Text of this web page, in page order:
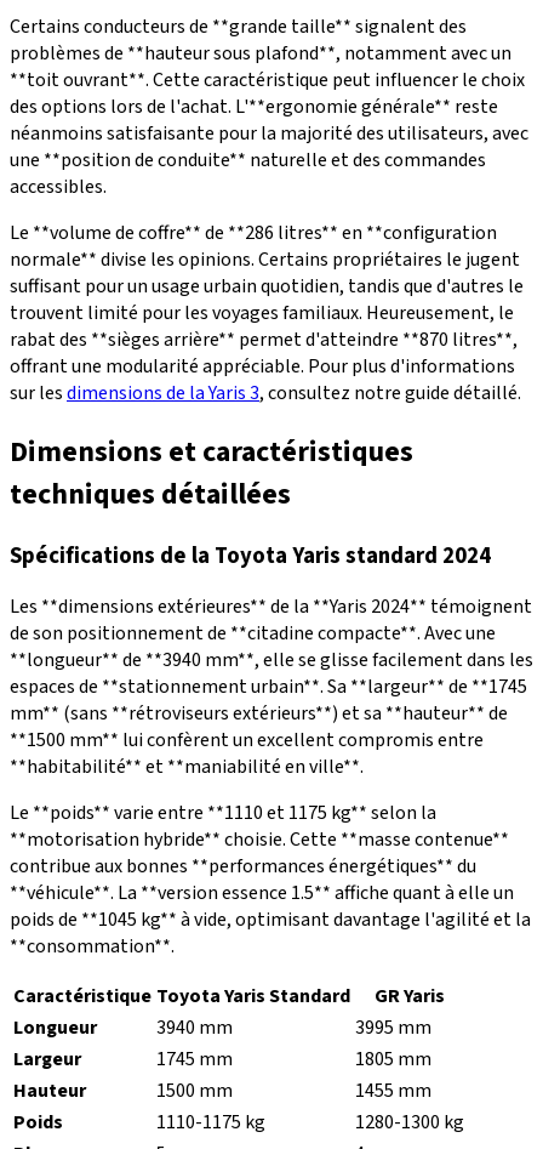
Certains conducteurs de **grande taille** signalent des
problèmes de **hauteur sous plafond**, notamment avec un
**toit ouvrant**. Cette caractéristique peut influencer le choix
des options lors de l'achat. L'**ergonomie générale** reste
néanmoins satisfaisante pour la majorité des utilisateurs, avec
une **position de conduite** naturelle et des commandes
accessibles.
Le **volume de coffre** de **286 litres** en **configuration
normale** divise les opinions. Certains propriétaires le jugent
suffisant pour un usage urbain quotidien, tandis que d'autres le
trouvent limité pour les voyages familiaux. Heureusement, le
rabat des **sièges arrière** permet d'atteindre **870 litres**,
offrant une modularité appréciable. Pour plus d'informations
sur lesdimensions de la Yaris 3, consultez notre guide détaillé.
Dimensions et caractéristiques
techniques détaillées
Spécifications de la Toyota Yaris standard 2024
Les **dimensions extérieures** de la **Yaris 2024** témoignent
de son positionnement de **citadine compacte**. Avec une
**longueur** de **3940 mm**, elle se glisse facilement dans les
espaces de **stationnement urbain**. Sa **largeur** de **1745
mm** (sans **rétroviseurs extérieurs**) et sa **hauteur** de
**1500 mm** lui confèrent un excellent compromis entre
**habitabilité** et **maniabilité en ville**.
Le **poids** varie entre **1110 et 1175 kg** selon la
**motorisation hybride** choisie. Cette **masse contenue**
contribue aux bonnes **performances énergétiques** du
**véhicule**. La **version essence 1.5** affiche quant à elle un
poids de **1045 kg** à vide, optimisant davantage l'agilité et la
**consommation**.
Caractéristique Toyota Yaris Standard
GR Yaris
Longueur
3940 mm
3995 mm
Largeur
1745 mm
1805 mm
Hauteur
1500 mm
1455 mm
Poids
1110-1175 kg
1280-1300 kg